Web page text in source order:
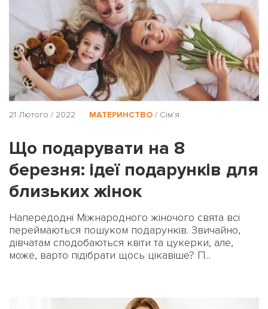
21 Лютого / 2022 МАТЕРИНСТВО / Сім'я
Що подарувати на 8
березня: ідеї подарунків для
близьких жінок
Напередодні Міжнародного жіночого свята всі
переймаються пошуком подарунків. Звичайно,
дівчатам сподобаються квіти та цукерки, але,
може, варто підібрати щось цікавіше? П...